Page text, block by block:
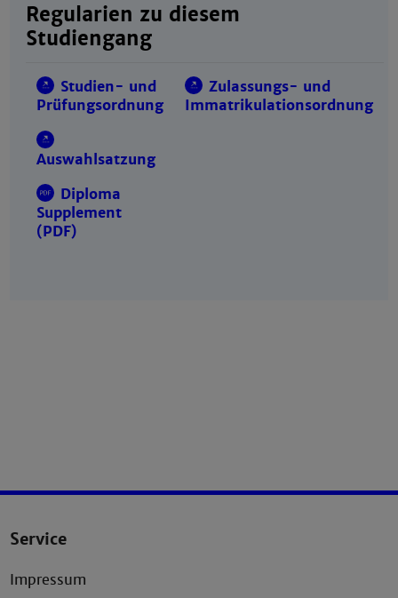
Regularien zu diesem
Studiengang
Studien- und
Prüfungsordnung
Auswahlsatzung
Diploma
Supplement
(PDF)
Zulassungs- und
Immatrikulationsordnung
Service
Impressum